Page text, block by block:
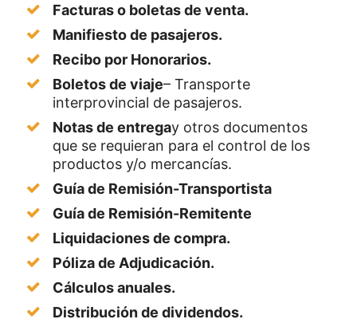
Facturas o boletas de venta.
Manifiesto de pasajeros.
Recibo por Honorarios.
Boletos de viaje– Transporte
interprovincial de pasajeros.
Notas de entregay otros documentos
que se requieran para el control de los
productos y/o mercancías.
Guía de Remisión-Transportista
Guía de Remisión-Remitente
Liquidaciones de compra.
Póliza de Adjudicación.
Cálculos anuales.
Distribución de dividendos.